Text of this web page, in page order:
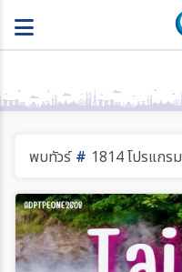
พบทัวร์ # 1814 โปรแกรม